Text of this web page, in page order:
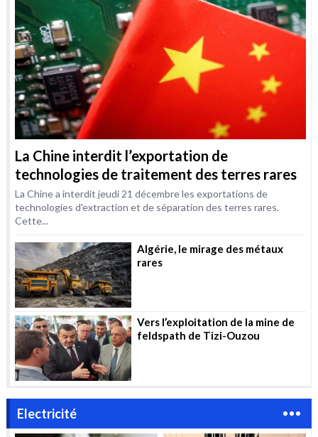
La Chine interdit l’exportation de
technologies de traitement des terres rares
La Chine a interdit jeudi 21 décembre les exportations de
technologies d'extraction et de séparation des terres rares.
Cette...
Algérie, le mirage des métaux
rares
Vers l’exploitation de la mine de
feldspath de Tizi-Ouzou
Electricité